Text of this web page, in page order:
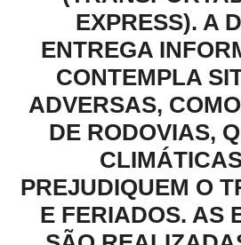
EXPRESS). A
ENTREGA
CONTEMPLA
ADVERSAS,
DE RODOVIAS,
PREJUDIQUEM O
E FERIADOS. AS